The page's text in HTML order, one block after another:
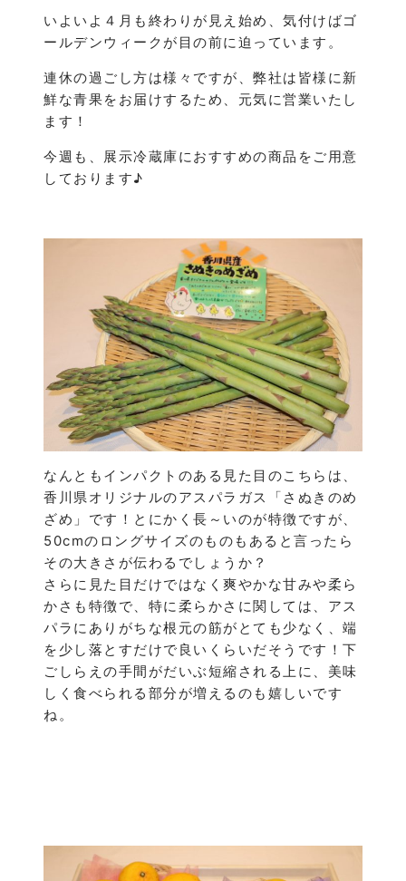
いよいよ４月も終わりが見え始め、気付けばゴ
ールデンウィークが目の前に迫っています。
連休の過ごし方は様々ですが、弊社は皆様に新
鮮な青果をお届けするため、元気に営業いたし
ます！
今週も、展示冷蔵庫におすすめの商品をご用意
しております♪
なんともインパクトのある見た目のこちらは、
香川県オリジナルのアスパラガス「さぬきのめ
ざめ」です！とにかく長～いのが特徴ですが、
50cmのロングサイズのものもあると言ったら
その大きさが伝わるでしょうか？
さらに見た目だけではなく爽やかな甘みや柔ら
かさも特徴で、特に柔らかさに関しては、アス
パラにありがちな根元の筋がとても少なく、端
を少し落とすだけで良いくらいだそうです！下
ごしらえの手間がだいぶ短縮される上に、美味
しく食べられる部分が増えるのも嬉しいです
ね。